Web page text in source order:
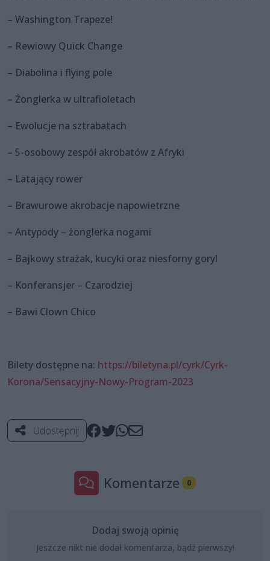
– Washington Trapeze!
– Rewiowy Quick Change
– Diabolina i flying pole
– Żonglerka w ultrafioletach
– Ewolucje na sztrabatach
– 5-osobowy zespół akrobatów z Afryki
– Latający rower
– Brawurowe akrobacje napowietrzne
– Antypody – żonglerka nogami
– Bajkowy strażak, kucyki oraz niesforny goryl
– Konferansjer – Czarodziej
– Bawi Clown Chico
Bilety dostępne na: https://biletyna.pl/cyrk/Cyrk-
Korona/Sensacyjny-Nowy-Program-2023
Udostępnij
Komentarze 0
Dodaj swoją opinię
Jeszcze nikt nie dodał komentarza, bądź pierwszy!